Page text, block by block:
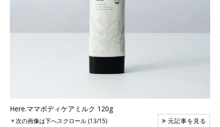
Here.ママボディケアミルク 120g
▼次の画像は下へスクロール (13/15) ▶元記事を見る